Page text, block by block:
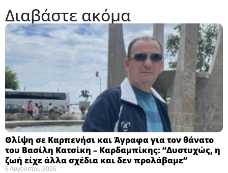
Διαβάστε ακόμα
Θλίψη σε Καρπενήσι και Άγραφα για τον θάνατο
του Βασίλη Κατσίκη – Καρδαμπίκης: “Δυστυχώς, η
ζωή είχε άλλα σχέδια και δεν προλάβαμε”
6 Αυγούστου 2026